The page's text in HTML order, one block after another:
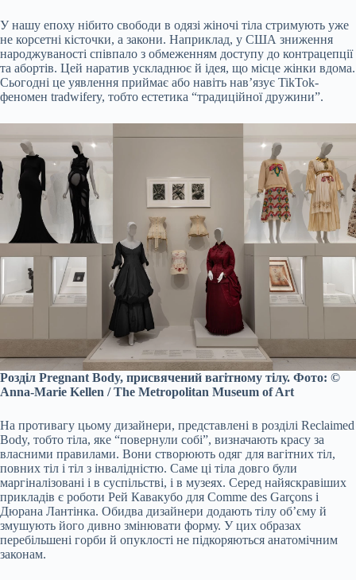
У нашу епоху нібито свободи в одязі жіночі тіла стримують уже
не корсетні кісточки, а закони. Наприклад, у США зниження
народжуваності співпало з обмеженням доступу до контрацепції
та абортів. Цей наратив ускладнює й ідея, що місце жінки вдома.
Сьогодні це уявлення приймає або навіть нав’язує TikTok-
феномен tradwifery, тобто естетика “традиційної дружини”.
Розділ Pregnant Body, присвячений вагітному тілу. Фото: ©
Anna-Marie Kellen / The Metropolitan Museum of Art
На противагу цьому дизайнери, представлені в розділі Reclaimed
Body, тобто тіла, яке “повернули собі”, визначають красу за
власними правилами. Вони створюють одяг для вагітних тіл,
повних тіл і тіл з інвалідністю. Саме ці тіла довго були
маргіналізовані і в суспільстві, і в музеях. Серед найяскравіших
прикладів є роботи Рей Кавакубо для Comme des Garçons і
Дюрана Лантінка. Обидва дизайнери додають тілу об’єму й
змушують його дивно змінювати форму. У цих образах
перебільшені горби й опуклості не підкоряються анатомічним
законам.